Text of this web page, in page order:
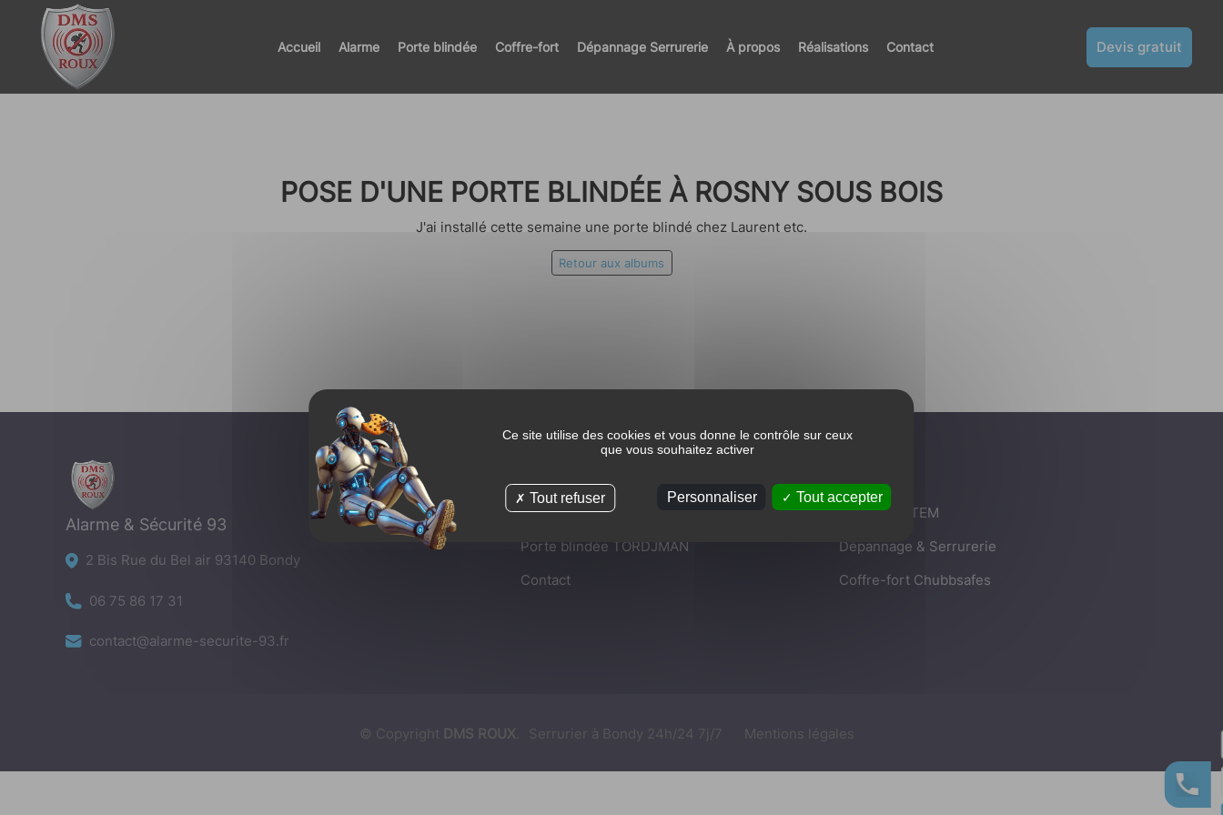
Panneau de gestion des cookies
Ce site utilise des cookies et vous donne le contrôle sur ceux
que vous souhaitez activer
Tout accepter
Tout refuser Personnaliser
Accueil Alarme Porte blindée Coffre-fort Dépannage Serrurerie À propos Réalisations Contact Devis gratuit
POSE D'UNE PORTE BLINDÉE À ROSNY SOUS BOIS
J'ai installé cette semaine une porte blindé chez Laurent etc.
Retour aux albums
Alarme & Sécurité 93
2 Bis Rue du Bel air 93140 Bondy
06 75 86 17 31
contact@alarme-securite-93.fr
Accueil
Alarme DAITEM
Porte blindée TORDJMAN
Dépannage & Serrurerie
Contact
Coffre-fort Chubbsafes
© Copyright DMS ROUX Serrurier à Bondy 24h/24 7j/7 Mentions légales